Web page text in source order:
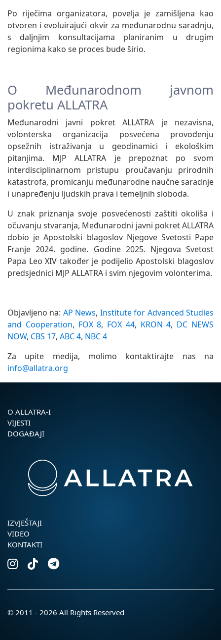
Po riječima organizatora, povelja je zamišljena kao
otvoren i evoluirajući okvir za međunarodnu saradnju,
s daljnjim konsultacijama planiranim u drugim
regionima kako se proces bude širio.
O Međunarodnom javnom
pokretu ALLATRA
Međunarodni javni pokret ALLATRA je nezavisna,
volonterska organizacija posvećena provođenju
opsežnih istraživanja u geodinamici i ekološkim
pitanjima. MJP ALLATRA je prepoznat po svom
interdisciplinarnom pristupu proučavanju prirodnih
katastrofa, promicanju međunarodne naučne saradnje
i unapređenju ljudskih prava i temeljnih sloboda.
U znak priznanja svoje posvećenosti zaštiti okoliša i
očuvanju stvaranja, Međunarodni javni pokret ALLATRA
dobio je Apostolski blagoslov Njegove Svetosti Pape
Franje 2024. godine. Godine 2025. Njegova Svetost
Papa Leo XIV također je podijelio Apostolski blagoslov
predsjednici MJP ALLATRA i svim njegovim volonterima.
Objavljeno na: AP News, Institute for Advanced Studies
and Cooperation, FOX 8, FOX 44, KRON 4, DC NEWS
NOW, CBS 17, ABC 4, NBC 4
Za upite medija, molimo kontaktirajte nas na
info@allatra.org
O ALLATRA-I
VIJESTI
DOGAĐAJI
IZVJEŠTAJI
VIDEO
KONTAKTI
© 2011 - 2026 All Rights Reserved